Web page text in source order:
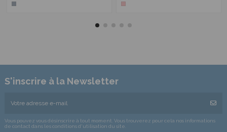
S'inscrire à la Newsletter
Vous pouvez vous désinscrire à tout moment. Vous trouverez pour cela nos informations
de contact dans les conditions d'utilisation du site.